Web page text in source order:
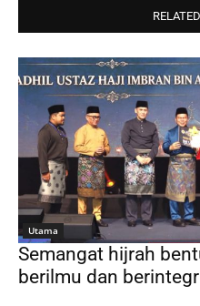
Utama
Semangat hijrah
berilmu dan